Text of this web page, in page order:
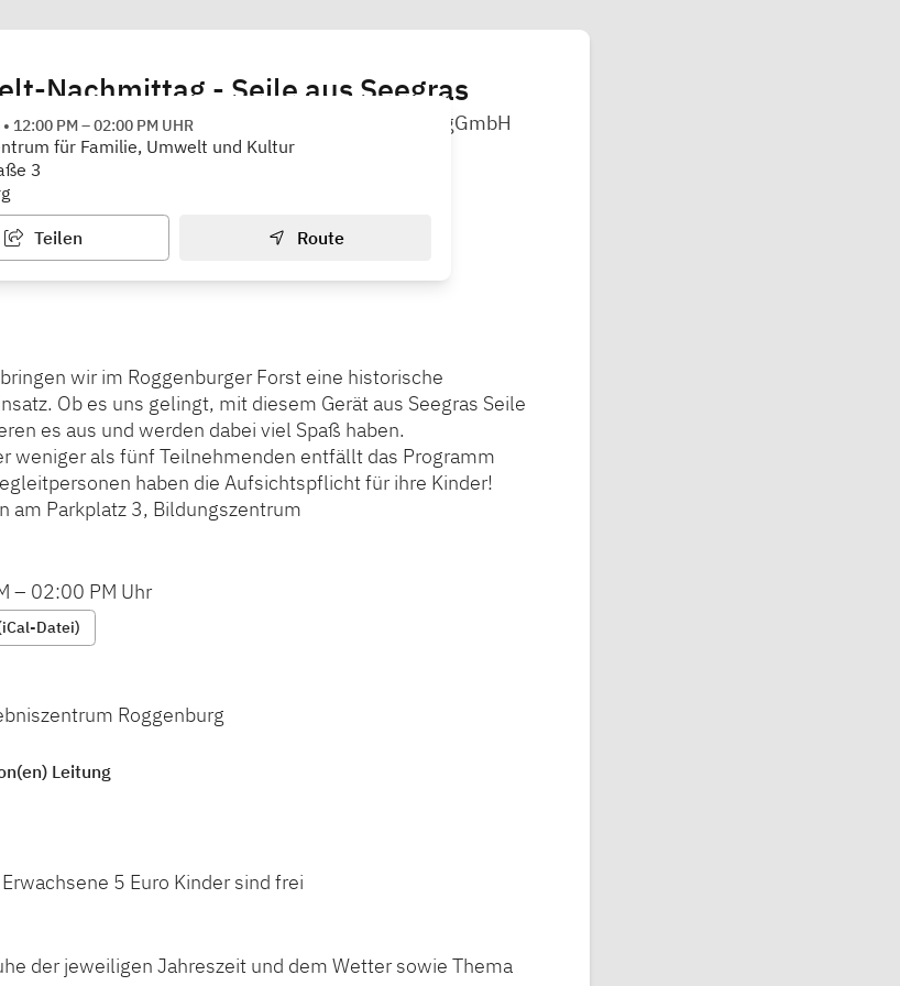
Nachmittag - Seile aus Seegras
Umwelt und Kultur am Kloster Roggenburg gGmbH
• 12:00 PM–02:00 PM UHR
für Familie, Umwelt und Kultur
3
Teilen Route
wir im Roggenburger Forst eine historische
Ob es uns gelingt, mit diesem Gerät aus Seegras Seile
es aus und werden dabei viel Spaß haben.
weniger als fünf Teilnehmenden entfällt das Programm
haben die Aufsichtspflicht für ihre Kinder!
am Parkplatz 3, Bildungszentrum
– 02:00 PM Uhr
Datei)
Roggenburg
Leitung
5 Euro Kinder sind frei
der jeweiligen Jahreszeit und dem Wetter sowie Thema